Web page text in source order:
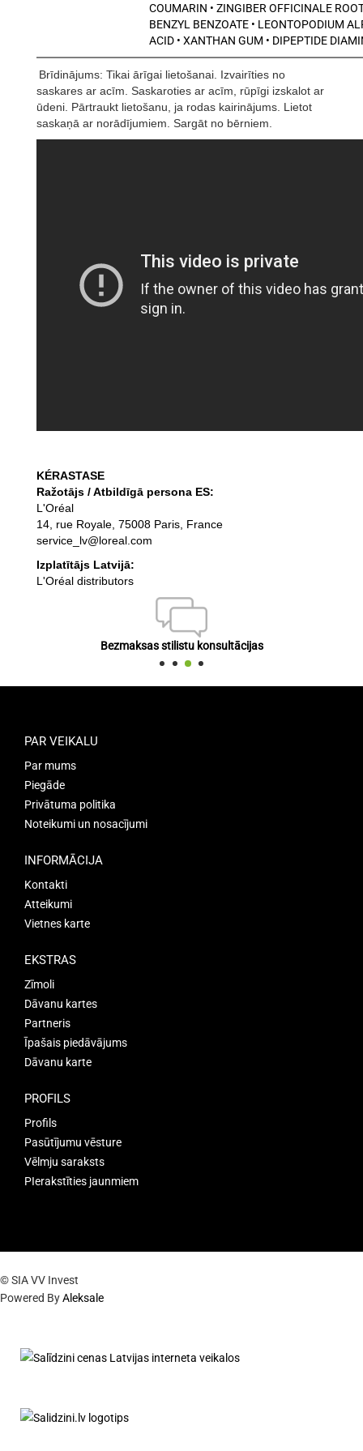
COUMARIN • ZINGIBER OFFICINALE
BENZYL BENZOATE • LEONTOPODIUM
ACID • XANTHAN GUM • DIPEPTIDE
Brīdinājums: Tikai ārīgai lietošanai. Izvairīties no
saskares ar acīm. Saskaroties ar acīm, rūpīgi izskalot ar
ūdeni. Pārtraukt lietošanu, ja rodas kairinājums. Lietot
saskaņā ar norādījumiem. Sargāt no bērniem.
KÉRASTASE
Ražotājs / Atbildīgā persona ES:
L'Oréal
14, rue Royale, 75008 Paris, France
service_lv@loreal.com
Izplatītājs Latvijā:
L'Oréal distributors
Bezmaksas stilistu konsultācijas
PAR VEIKALU
Par mums
Piegāde
Privātuma politika
Noteikumi un nosacījumi
INFORMĀCIJA
Kontakti
Atteikumi
Vietnes karte
EKSTRAS
Zīmoli
Dāvanu kartes
Partneris
Īpašais piedāvājums
Dāvanu karte
PROFILS
Profils
Pasūtījumu vēsture
Vēlmju saraksts
PIerakstīties jaunmiem
© SIA VV Invest
Powered ByAleksale